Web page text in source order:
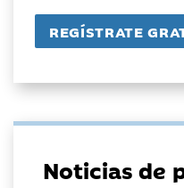
Noticias de